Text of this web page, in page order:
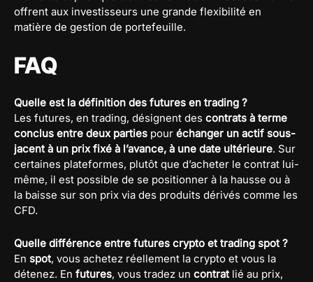
offrent aux investisseurs une grande flexibilité en
matière de gestion de portefeuille.
FAQ
Quelle est la définition des futures en trading ?
Les futures, en trading, désignent des contrats à terme
conclus entre deux parties pour échanger un actif sous-
jacent à un prix fixé à l’avance, à une date ultérieure. Sur
certaines plateformes, plutôt que d’acheter le contrat lui-
même, il est possible de se positionner à la hausse ou à
la baisse sur son prix via des produits dérivés comme les
CFD.
Quelle différence entre futures crypto et trading spot ?
En spot, vous achetez réellement la crypto et vous la
détenez. En futures, vous tradez un contratlié au prix,